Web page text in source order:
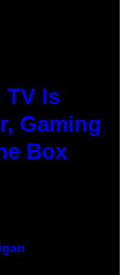
TV Is
Gaming
Box